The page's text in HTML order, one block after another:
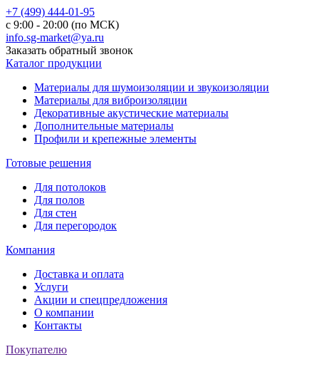
+7 (499) 444-01-95
с 9:00 - 20:00 (по МСК)
info.sg-market@ya.ru
Заказать обратный звонок
Каталог продукции
Материалы для шумоизоляции и звукоизоляции
Материалы для виброизоляции
Декоративные акустические материалы
Дополнительные материалы
Профили и крепежные элементы
Готовые решения
Для потолоков
Для полов
Для стен
Для перегородок
Компания
Доставка и оплата
Услуги
Акции и спецпредложения
О компании
Контакты
Покупателю